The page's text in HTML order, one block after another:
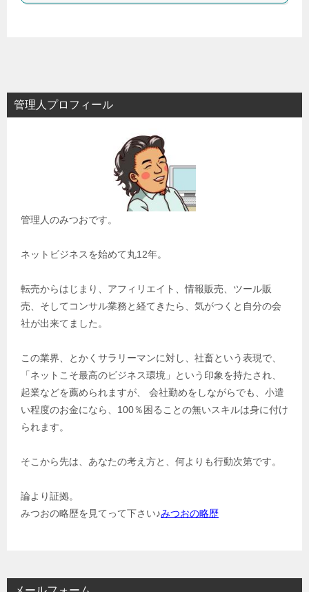
管理人プロフィール
管理人のみつおです。
ネットビジネスを始めて丸12年。
転売からはじまり、アフィリエイト、情報販売、ツール販
売、そしてコンサル業務と経てきたら、気がつくと自分の会
社が出来てました。
この業界、とかくサラリーマンに対し、社畜という表現で、
「ネットこそ最高のビジネス環境」という印象を持たされ、
起業などを薦められますが、 会社勤めをしながらでも、小遣
い程度のお金になら、100％困ることの無いスキルは身に付け
られます。
そこから先は、あなたの考え方と、何よりも行動次第です。
論より証拠。
みつおの略歴を見てって下さい♪みつおの略歴